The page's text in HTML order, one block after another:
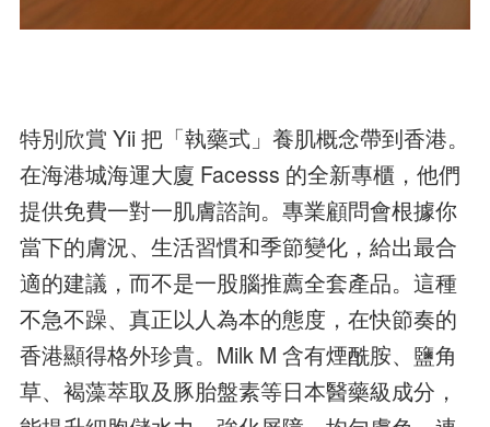
特別欣賞 Yii 把「執藥式」養肌概念帶到香港。
在海港城海運大廈 Facesss 的全新專櫃，他們
提供免費一對一肌膚諮詢。專業顧問會根據你
當下的膚況、生活習慣和季節變化，給出最合
適的建議，而不是一股腦推薦全套產品。這種
不急不躁、真正以人為本的態度，在快節奏的
香港顯得格外珍貴。Milk M 含有煙酰胺、鹽角
草、褐藻萃取及豚胎盤素等日本醫藥級成分，